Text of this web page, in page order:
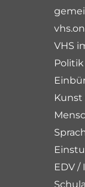
VHS
EDV /